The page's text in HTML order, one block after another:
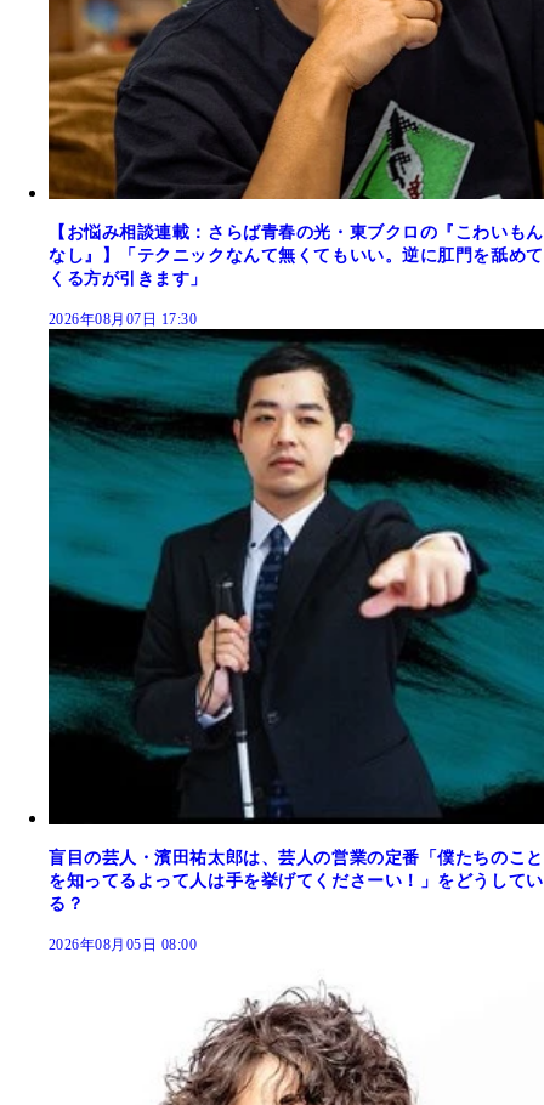
【お悩み相談連載：さらば青春の光・東ブクロの『こわいもん
なし』】「テクニックなんて無くてもいい。逆に肛門を舐めて
くる方が引きます」
2026年08月07日 17:30
盲目の芸人・濱田祐太郎は、芸人の営業の定番「僕たちのこと
を知ってるよって人は手を挙げてくださーい！」をどうしてい
る？
2026年08月05日 08:00